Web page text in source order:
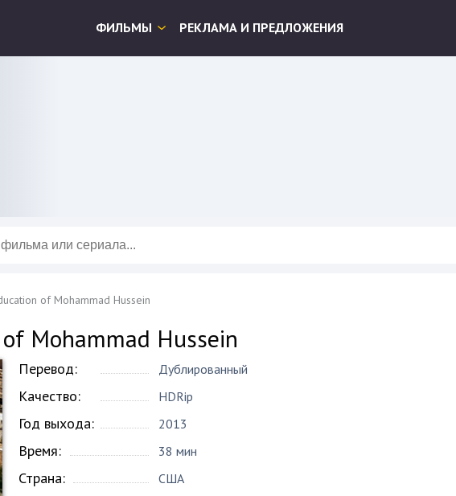
ФИЛЬМЫ РЕКЛАМА И ПРЕДЛОЖЕНИЯ
of Mohammad Hussein
Mohammad Hussein
Перевод: Дублированный
Качество: HDRip
Год выхода: 2013
Время: 38 мин
Страна: США